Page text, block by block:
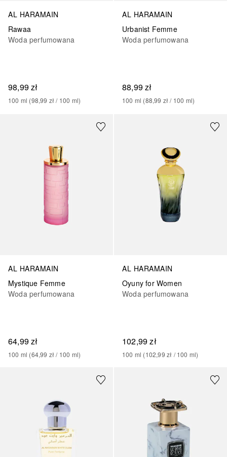
AL HARAMAIN
Rawaa
Woda perfumowana
98,99 zł
100 ml (98,99 zł / 100 ml)
AL HARAMAIN
Urbanist Femme
Woda perfumowana
88,99 zł
100 ml (88,99 zł / 100 ml)
AL HARAMAIN
Mystique Femme
Woda perfumowana
64,99 zł
100 ml (64,99 zł / 100 ml)
AL HARAMAIN
Oyuny for Women
Woda perfumowana
102,99 zł
100 ml (102,99 zł / 100 ml)